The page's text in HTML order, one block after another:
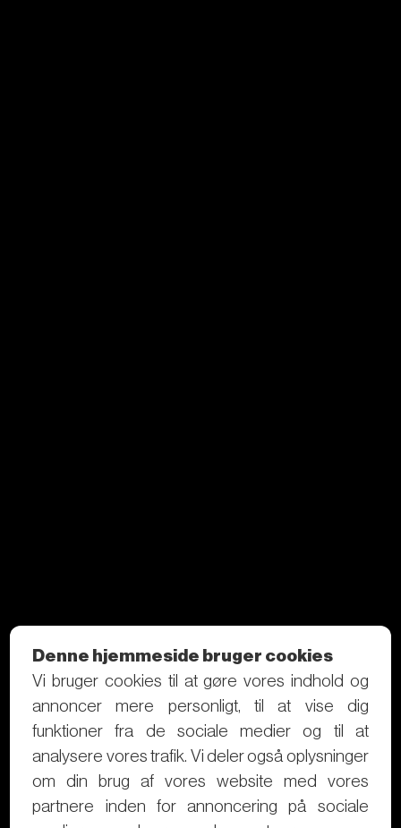
Denne hjemmeside bruger cookies
Vi bruger cookies til at gøre vores indhold og
annoncer mere personligt, til at vise dig
funktioner fra de sociale medier og til at
analysere vores trafik. Vi deler også oplysninger
om din brug af vores website med vores
partnere inden for annoncering på sociale